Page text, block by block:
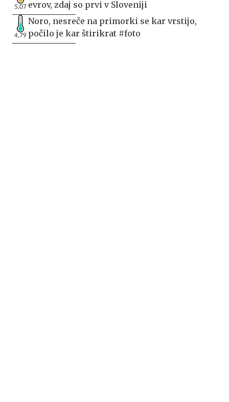
5,07 evrov, zdaj so prvi v Sloveniji
4,79
Noro, nesreče na primorki se kar vrstijo,
počilo je kar štirikrat #foto